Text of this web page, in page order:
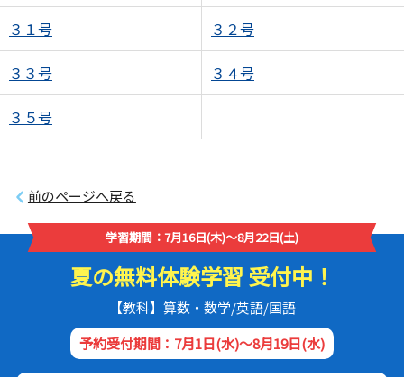
３１号 ３２号
３３号 ３４号
３５号
前のページへ戻る
学習期間：7月16日(木)～8月22日(土)
夏の無料体験学習 受付中！
【教科】算数・数学/英語/国語
予約受付期間：7月1日(水)～8月19日(水)